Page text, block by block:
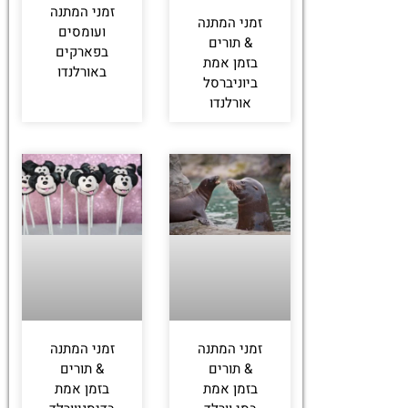
זמני המתנה
& תורים
בזמן אמת
ביוניברסל
אורלנדו
זמני המתנה
ועומסים
בפארקים
באורלנדו
זמני המתנה
& תורים
בזמן אמת
זמני המתנה
& תורים
בזמן אמת